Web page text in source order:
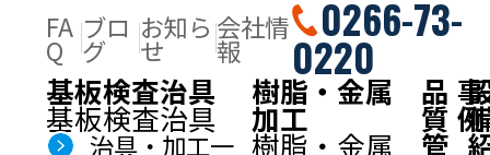
FA
Q
ブロ
グ
お知ら
せ
会社情
報
0266-73-
0220
基板検査治具
基板検査治具
治具・加工一
樹脂・金属
加工
樹脂・金属
品
質
管
事
例
ホーム 基板検査治具／樹脂・金属加工 一覧
樹脂加工
加工受託サービス
3つの強み
高精度加工 加工素材 加工実績
納品までの流れ
よくあるご質問